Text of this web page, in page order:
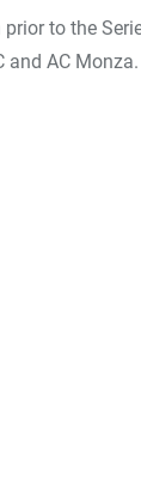
to the
and AC Monza.